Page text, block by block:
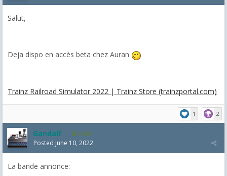
Salut,
Deja dispo en accès beta chez Auran
Trainz Railroad Simulator 2022 | Trainz Store (trainzportal.com)
1 2
Gandalf 2,463
Posted June 10, 2022
La bande annonce: